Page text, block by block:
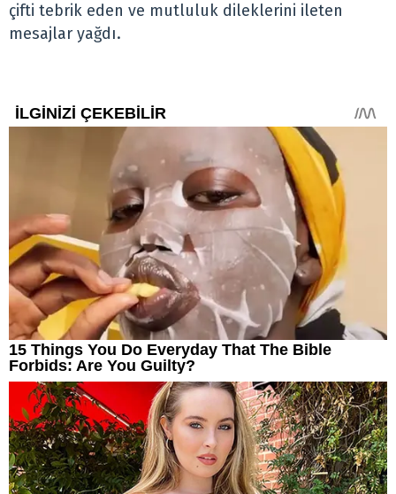
çifti tebrik eden ve mutluluk dileklerini ileten
mesajlar yağdı.